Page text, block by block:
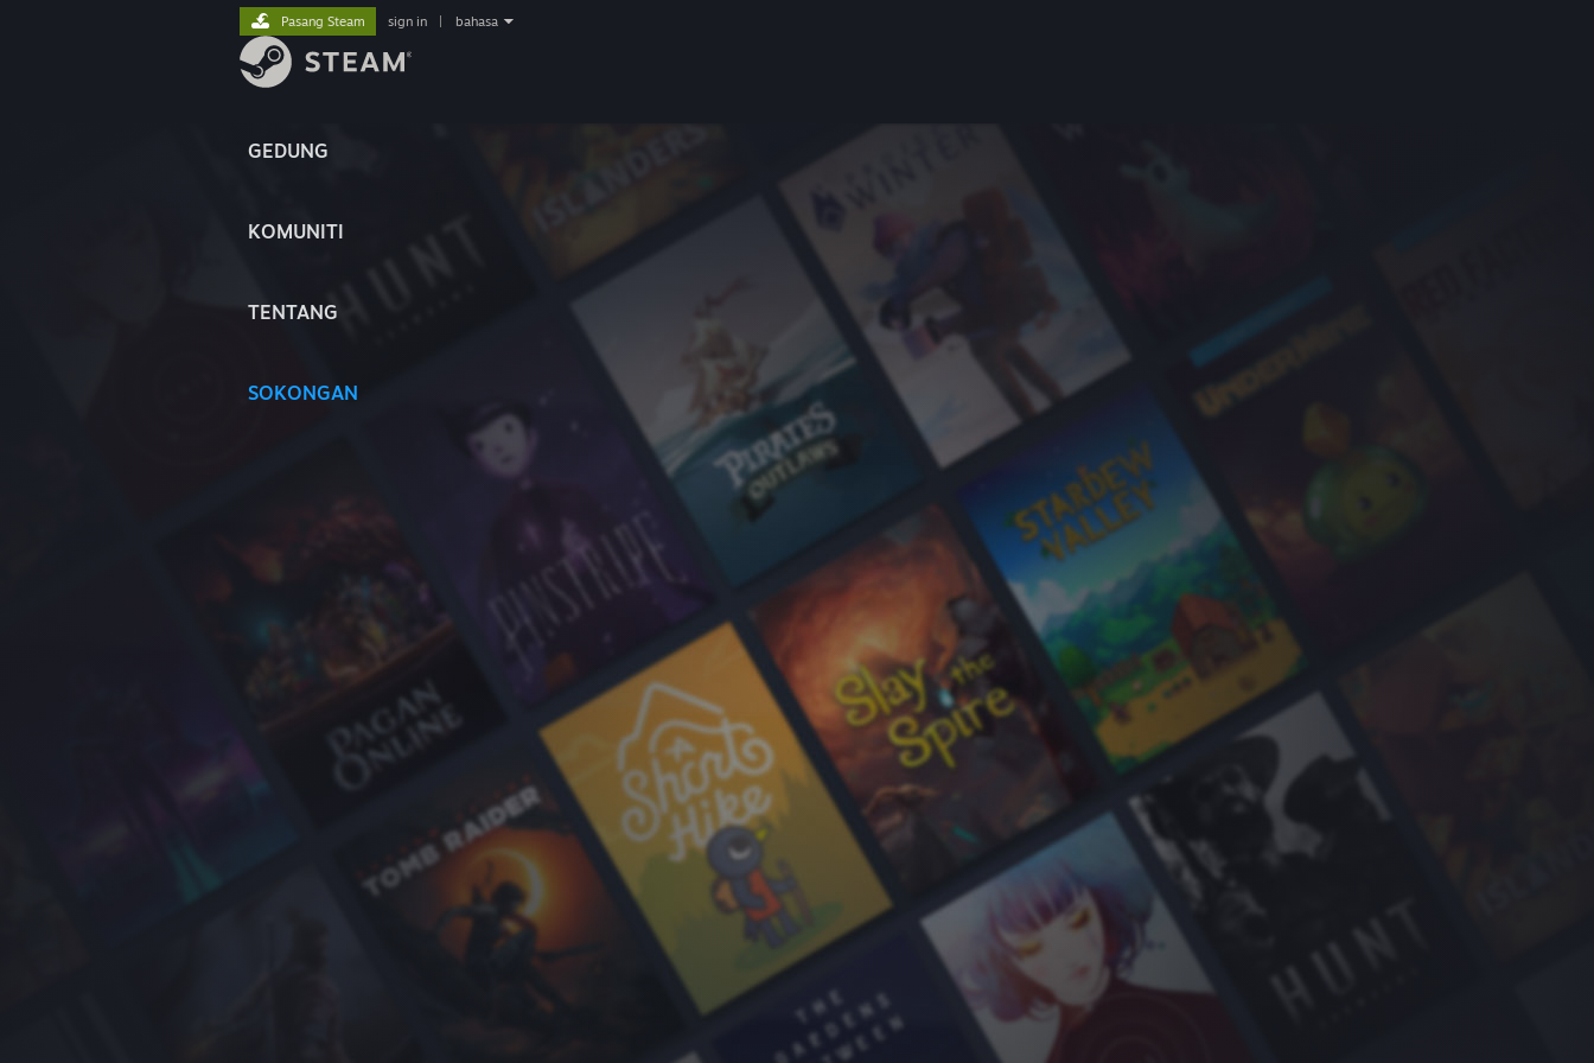
GEDUNG
KOMUNITI
TENTANG
SOKONGAN
Pasang Steam sign in bahasa